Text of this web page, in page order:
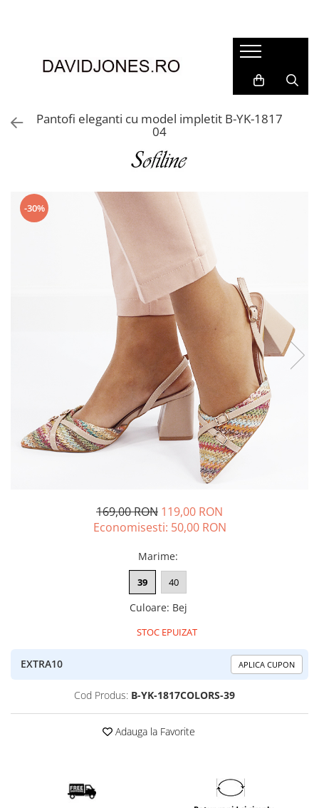
Accesorii
Genti din piele
Incaltaminte
Cizme si botine
Pantofi eleganti cu model impletit B-YK-1817
04
-30%
169,00 RON 119,00 RON
Economisesti: 50,00 RON
Marime:
39 40
Culoare: Bej
STOC EPUIZAT
EXTRA10 APLICA CUPON
Cod Produs: B-YK-1817COLORS-39
Adauga la Favorite